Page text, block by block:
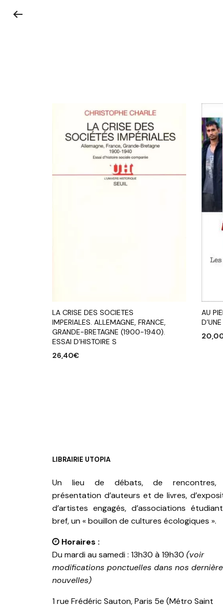
LA CRISE DES SOCIETES
IMPERIALES. ALLEMAGNE, FRANCE,
GRANDE-BRETAGNE (1900-1940).
ESSAI D’HISTOIRE S
26,40€
AU
LIBRAIRIE UTOPIA
Un lieu de débats, de rencontres,
présentation d’auteurs et de livres,
d’artistes engagés, d’associations
bref, un « bouillon de cultures écologiques ».
Horaires :
Du mardi au samedi : 13h30 à 19h30 (voir
modifications ponctuelles dans nos
nouvelles)
1 rue Frédéric Sauton, Paris 5e (Métro Saint